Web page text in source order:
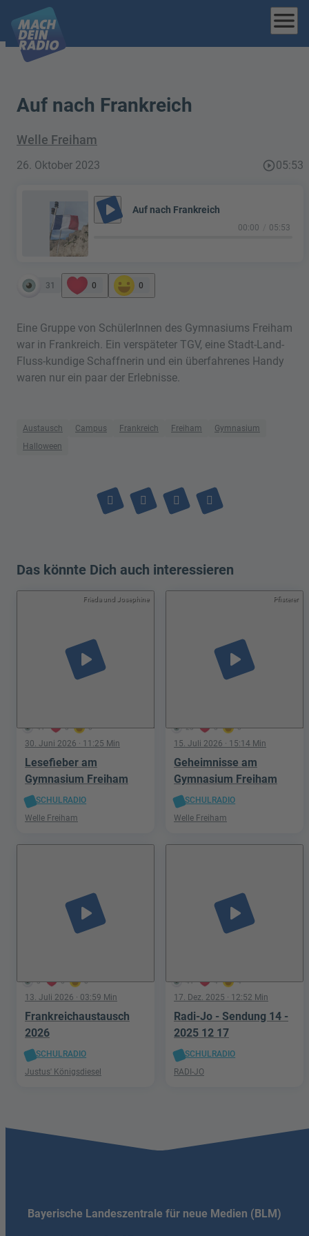
menu
Auf nach Frankreich
Welle Freiham
26. Oktober 2023 play_circle_outline05:53
play_arrow Auf nach Frankreich
00:00 05:53
31 0 0
Eine Gruppe von SchülerInnen des Gymnasiums Freiham
war in Frankreich. Ein verspäteter TGV, eine Stadt-Land-
Fluss-kundige Schaffnerin und ein überfahrenes Handy
waren nur ein paar der Erlebnisse.
Austausch Campus Frankreich Freiham
Gymnasium
Halloween
Das könnte Dich auch interessieren
Frieda und Josephine
41 3 0
play_arrow
30. Juni 2026 · 11:25 Min
Lesefieber am
Gymnasium Freiham
SCHULRADIO
Welle Freiham
Pfisterer
23 3 0
play_arrow
15. Juli 2026 · 15:14 Min
Geheimnisse am
Gymnasium Freiham
SCHULRADIO
Welle Freiham
3 0 0
play_arrow
13. Juli 2026 · 03:59 Min
Frankreichaustausch
2026
SCHULRADIO
Justus' Königsdiesel
41 4 4
play_arrow
17. Dez. 2025 · 12:52 Min
Radi-Jo - Sendung 14 -
2025 12 17
SCHULRADIO
RADI-JO
Bayerische Landeszentrale für neue Medien (BLM)